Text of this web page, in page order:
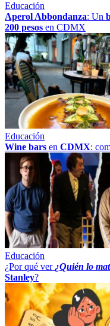
Educación
Aperol Abbondanza: Un
200 pesos en CDMX
Educación
Wine bars en CDMX:
Educación
¿Por qué ver ¿Quién lo
Stanley?